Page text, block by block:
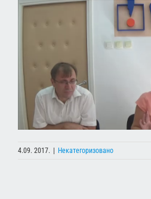
4.09. 2017. Некатегоризовано